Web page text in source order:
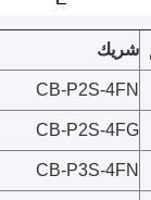
شريك
CB-P2S-4FN
CB-P2S-4FG
CB-P3S-4FN